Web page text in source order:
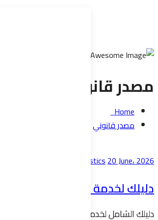
مصدر قانوني
Home
مصدر قانوني
By Elngoom Egypt for Logistics20 June، 2026
دليلك لخدمة التصدير لحساب الغير (EOR) في مصر | النجوم ايجيبت
دليلك الشامل لخدمات التصدير لحساب الغير (EOR) في مصر. تجاوز تعقيدات التراخيص الجمركية وابدأ تصدير منتجاتك فوراً للأسواق العالمية بأمان مع حلول النجوم إيجيبت.